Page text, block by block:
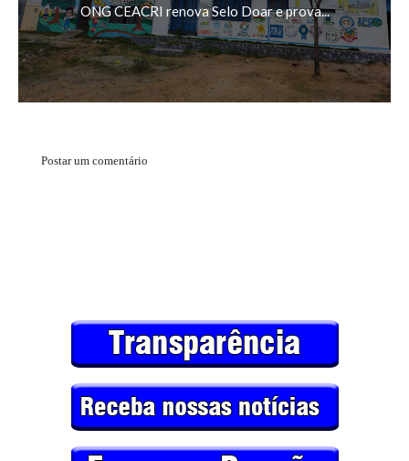
ONG CEACRI renova Selo Doar e prova...
Postar um comentário